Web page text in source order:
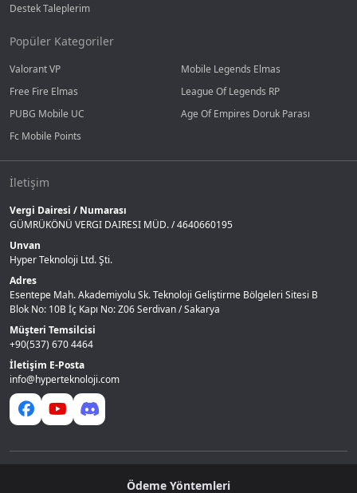
Destek Taleplerim
Popüler Kategoriler
Valorant VP
Mobile Legends Elmas
Free Fire Elmas
League Of Legends RP
PUBG Mobile UC
Age Of Empires Doruk Parası
Fc Mobile Points
İletişim
Vergi Dairesi / Numarası
GÜMRÜKÖNÜ VERGI DAIRESI MÜD. / 4640660195
Unvan
Hyper Teknoloji Ltd. Şti.
Adres
Esentepe Mah. Akademiyolu Sk. Teknoloji Geliştirme Bölgeleri Sitesi B
Blok No: 10B İç Kapı No: Z06 Serdivan / Sakarya
Müşteri Temsilcisi
+90(537) 670 4464
İletişim E-Posta
info@hyperteknoloji.com
Ödeme Yöntemleri